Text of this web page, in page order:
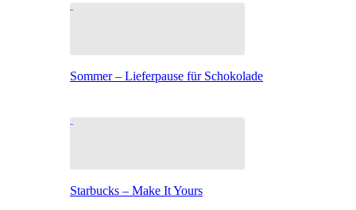
Sommer – Lieferpause für Schokolade
Starbucks – Make It Yours